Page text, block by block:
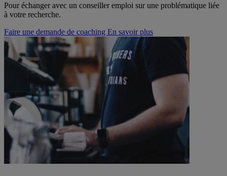
Pour échanger avec un conseiller emploi sur une problématique liée
à votre recherche.
Faire une demande de coaching En savoir plus